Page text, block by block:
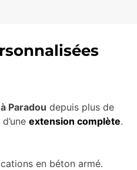
Paradou depuis plus de
extension complète.
en béton armé.